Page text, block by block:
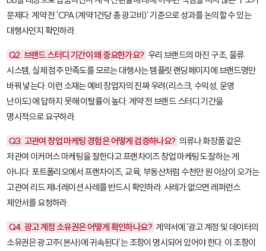
문제다. 계약 전 'CPA(계약 1건당 총 광고비)' 기준으로 성과를 논의할 수 있는
대행사인지 확인하라.
Q2. 브랜드 스터디 기간이 왜 중요한가요? 우리 브랜드의 마진 구조, 물류
시스템, 실제 점주 만족도를 모르는 대행사는 템플릿 랜딩페이지에 브랜드명만
바꿔 넣는다. 이런 소재는 예비 창업자의 진짜 우려(리스크, 수익성, 운영
난이도)에 답하지 못해 이탈률이 높다. 계약 전 브랜드 스터디 기간을
명시적으로 요구하라.
Q3. 고관여 창업 마케팅 경험은 어떻게 검증하나요? 의류나 화장품 같은
저관여 이커머스 마케팅을 잘한다고 프랜차이즈 창업 마케팅도 잘하는 게
아니다. 포트폴리오에서 프랜차이즈, 교육, 부동산처럼 수천만 원 이상이 오가는
고관여 리드 제너레이션 사례를 반드시 확인하라. 사례가 없으면 레퍼런스
제안서를 요청하라.
Q4. 광고 계정 소유권은 어떻게 확인하나요? 계약서에 '광고 계정 및 데이터의
소유권은 광고주(본사)에 귀속된다'는 조항이 명시되어 있어야 한다. 이 조항이